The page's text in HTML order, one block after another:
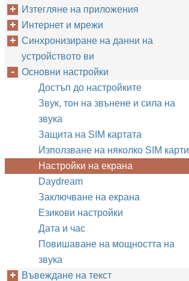
Изтегляне на приложения
Интернет и мрежи
Синхронизиране на данни на
устройството ви
Основни настройки
Достъп до настройките
Звук, тон на звънене и сила на
звука
Защита на SIM картата
Използване на няколко SIM карти
Настройки на екрана
Daydream
Заключване на екрана
Езикови настройки
Дата и час
Повишаване на мощността на
звука
Въвеждане на текст